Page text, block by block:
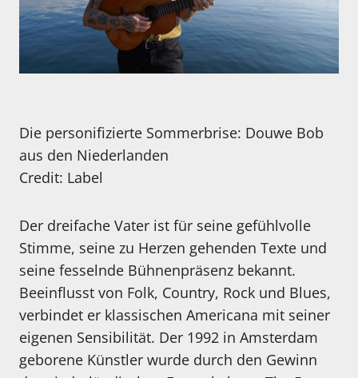
Die personifizierte Sommerbrise: Douwe Bob
aus den Niederlanden
Credit: Label
Der dreifache Vater ist für seine gefühlvolle
Stimme, seine zu Herzen gehenden Texte und
seine fesselnde Bühnenpräsenz bekannt.
Beeinflusst von Folk, Country, Rock und Blues,
verbindet er klassischen Americana mit seiner
eigenen Sensibilität. Der 1992 in Amsterdam
geborene Künstler wurde durch den Gewinn